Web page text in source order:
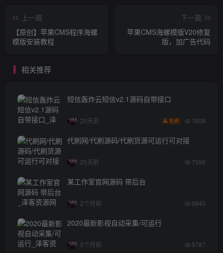
上一篇
【原创】苹果CMS程序海螺
模版安装教程
下一篇
苹果CMS海螺模版V20修复
版，加广告代码
相关推荐
短信轰炸云短信v2.1源码自带接口
20天前 免费 7609
代刷网/代刷源码/代刷货源可运行可对接
25天前 7590
某工作室官网源码 带后台
2个月前 6840
2020最新影视自动采集/可运行
5个月前 5787